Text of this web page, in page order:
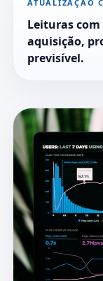
ATUALIZAÇÃO
Leituras
aquisição,
previsível.